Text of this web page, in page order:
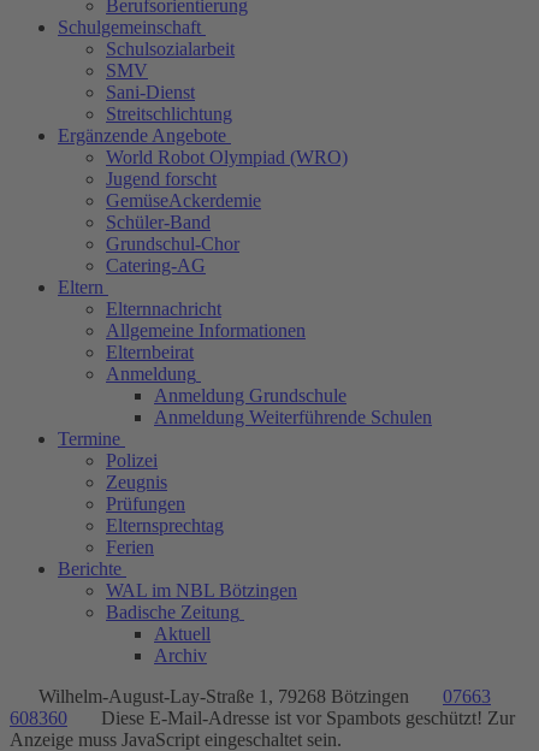
Berufsorientierung
Schulgemeinschaft
Schulsozialarbeit
SMV
Sani-Dienst
Streitschlichtung
Ergänzende Angebote
World Robot Olympiad (WRO)
Jugend forscht
GemüseAckerdemie
Schüler-Band
Grundschul-Chor
Catering-AG
Eltern
Elternnachricht
Allgemeine Informationen
Elternbeirat
Anmeldung
Anmeldung Grundschule
Anmeldung Weiterführende Schulen
Termine
Polizei
Zeugnis
Prüfungen
Elternsprechtag
Ferien
Berichte
WAL im NBL Bötzingen
Badische Zeitung
Aktuell
Archiv
Wilhelm-August-Lay-Straße 1, 79268 Bötzingen
07663
608360
Diese E-Mail-Adresse ist vor Spambots geschützt! Zur
Anzeige muss JavaScript eingeschaltet sein.